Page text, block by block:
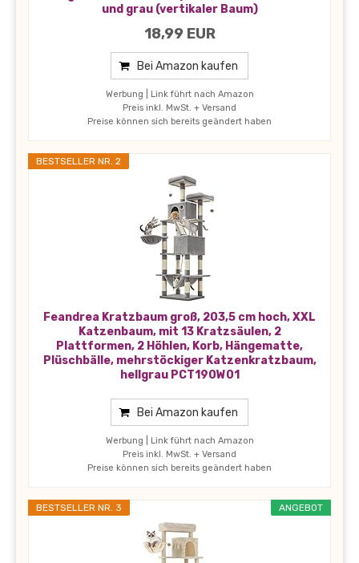
und grau (vertikaler Baum)
18,99 EUR
Bei Amazon kaufen
Werbung | Link führt nach Amazon
Preis inkl. MwSt. + Versand
Preise können sich bereits geändert haben
BESTSELLER NR. 2
Feandrea Kratzbaum groß, 203,5 cm hoch, XXL
Katzenbaum, mit 13 Kratzsäulen, 2
Plattformen, 2 Höhlen, Korb, Hängematte,
Plüschbälle, mehrstöckiger Katzenkratzbaum,
hellgrau PCT190W01
Bei Amazon kaufen
Werbung | Link führt nach Amazon
Preis inkl. MwSt. + Versand
Preise können sich bereits geändert haben
ANGEBOT
BESTSELLER NR. 3